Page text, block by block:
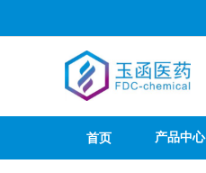
首页 产品中心